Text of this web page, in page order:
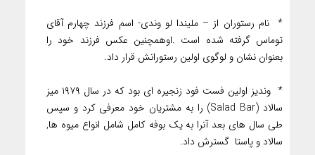
* نام رستوران از – ملیندا لو وندی- اسم فرزند چهارم آقای
توماس گرفته شده است .اوهمچنین عکس فرزند خود را
بعنوان نشان و لوگوی اولین رستورانش قرار داد.
* وندیز اولین فست فود زنجیره ای بود که در سال ۱۹۷۹ میز
سالاد (Salad Bar) را به مشتریان خود معرفی کرد و سپس
طی سال های بعد آنرا به یک بوفه کامل شامل انواع میوه ها,
سالاد و پاستا گسترش داد.